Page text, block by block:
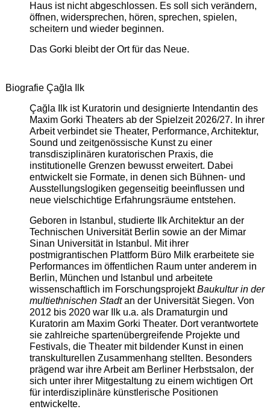
Haus ist nicht abgeschlossen. Es soll sich verändern,
öffnen, widersprechen, hören, sprechen, spielen,
scheitern und wieder beginnen.
Das Gorki bleibt der Ort für das Neue.
Biografie Çağla Ilk
Çağla Ilk ist Kuratorin und designierte Intendantin des
Maxim Gorki Theaters ab der Spielzeit 2026/27. In ihrer
Arbeit verbindet sie Theater, Performance, Architektur,
Sound und zeitgenössische Kunst zu einer
transdisziplinären kuratorischen Praxis, die
institutionelle Grenzen bewusst erweitert. Dabei
entwickelt sie Formate, in denen sich Bühnen- und
Ausstellungslogiken gegenseitig beeinflussen und
neue vielschichtige Erfahrungsräume entstehen.
Geboren in Istanbul, studierte Ilk Architektur an der
Technischen Universität Berlin sowie an der Mimar
Sinan Universität in Istanbul. Mit ihrer
postmigrantischen Plattform Büro Milk erarbeitete sie
Performances im öffentlichen Raum unter anderem in
Berlin, München und Istanbul und arbeitete
wissenschaftlich im ForschungsprojektBaukultur in der
multiethnischen Stadtan der Universität Siegen. Von
2012 bis 2020 war Ilk u.a. als Dramaturgin und
Kuratorin am Maxim Gorki Theater. Dort verantwortete
sie zahlreiche spartenübergreifende Projekte und
Festivals, die Theater mit bildender Kunst in einen
transkulturellen Zusammenhang stellten. Besonders
prägend war ihre Arbeit am Berliner Herbstsalon, der
sich unter ihrer Mitgestaltung zu einem wichtigen Ort
für interdisziplinäre künstlerische Positionen
entwickelte.